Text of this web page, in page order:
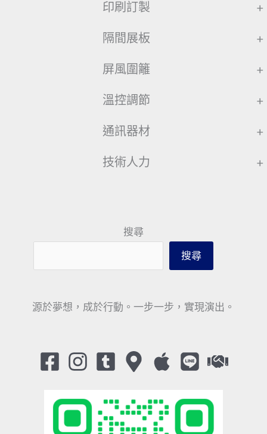
印刷訂製 +
隔間展板 +
屏風圍籬 +
溫控調節 +
通訊器材 +
技術人力 +
搜尋
搜尋
源於夢想，成於行動。一步一步，實現演出。